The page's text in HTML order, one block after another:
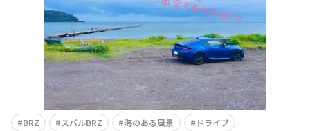
BRZ スバルBRZ 海のある風景
ドライブ